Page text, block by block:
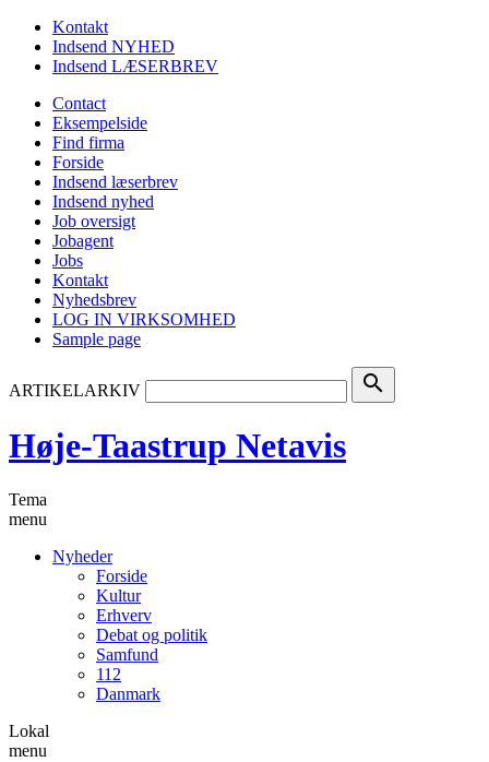
Kontakt
Indsend NYHED
Indsend LÆSERBREV
Contact
Eksempelside
Find firma
Forside
Indsend læserbrev
Indsend nyhed
Job oversigt
Jobagent
Jobs
Kontakt
Nyhedsbrev
LOG IN VIRKSOMHED
Sample page
ARTIKELARKIV search
Høje-Taastrup Netavis
Tema
menu
Nyheder
Forside
Kultur
Erhverv
Debat og politik
Samfund
112
Danmark
Lokal
menu